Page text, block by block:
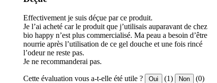
Effectivement je suis déçue par ce produit.
Je l’ai acheté car le produit que j’utilisais auparavant de chez
bio happy n’est plus commercialisé. Ma peau a besoin d’être
nourrie après l’utilisation de ce gel douche et une fois rincé
l’odeur ne reste pas.
Je ne recommanderai pas.
Cette évaluation vous a-t-elle été utile ? Oui (1) Non (0)